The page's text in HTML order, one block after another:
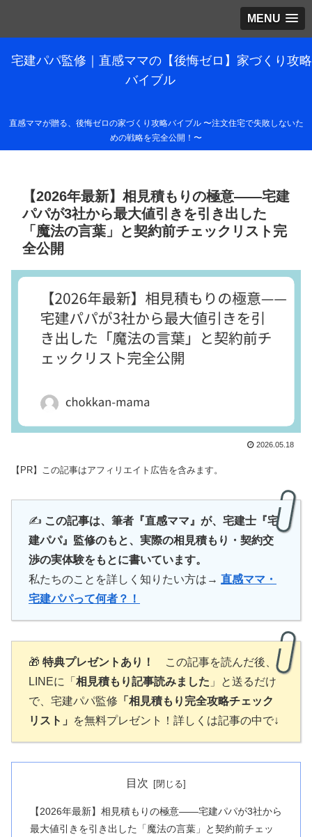
MENU
宅建パパ監修｜直感ママの【後悔ゼロ】家づくり攻略
バイブル
直感ママが贈る、後悔ゼロの家づくり攻略バイブル 〜注文住宅で失敗しないた
めの戦略を完全公開！〜
【2026年最新】相見積もりの極意——宅建
パパが3社から最大値引きを引き出した
「魔法の言葉」と契約前チェックリスト完
全公開
2026.05.18
【PR】この記事はアフィリエイト広告を含みます。
✍️ この記事は、筆者『直感ママ』が、宅建士『宅
建パパ』監修のもと、実際の相見積もり・契約交
渉の実体験をもとに書いています。
私たちのことを詳しく知りたい方は→ 直感ママ・
宅建パパって何者？！
🎁 特典プレゼントあり！
この記事を読んだ後、
LINEに「 相見積もり記事読みました 」と送るだけ
で、宅建パパ監修 「相見積もり完全攻略チェック
リスト」
を無料プレゼント！詳しくは記事の中で↓
目次
【2026年最新】相見積もりの極意——宅建パパが3社から
最大値引きを引き出した「魔法の言葉」と契約前チェッ